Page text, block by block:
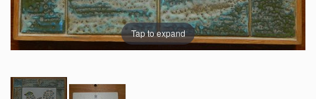
Tap to expand